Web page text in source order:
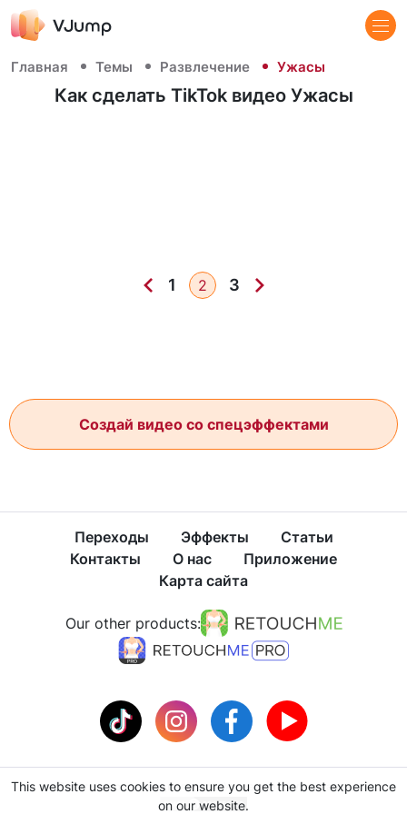
Главная Темы Развлечение Ужасы
Как сделать TikTok видео Ужасы
1 2 3
Создай видео со спецэффектами
Переходы Эффекты
Статьи
Контакты
О нас
Приложение
Карта сайта
Политика конфиденциальностиУсловия использования
Our other products:
This website uses cookies to ensure you get the best experience
on our website.